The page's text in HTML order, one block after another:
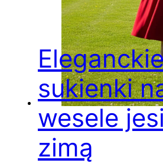
sukienki
wesele
zimą